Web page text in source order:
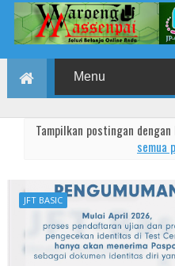
Tampilkan postingan dengan
semua
JFT BASIC